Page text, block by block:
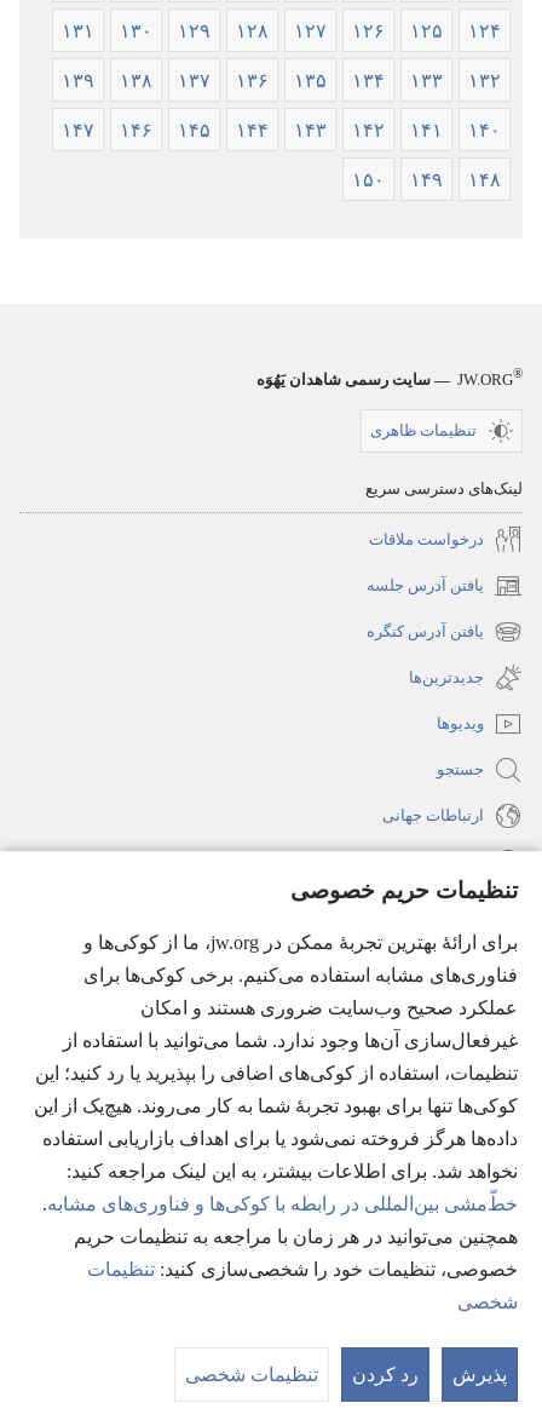
تنظیمات حریم خصوصی
برای ارائهٔ بهترین تجربهٔ ممکن در jw.org، ما از کوکی‌ها و
فناوری‌های مشابه استفاده می‌کنیم. برخی کوکی‌ها برای
عملکرد صحیح وب‌سایت ضروری هستند و امکان
غیرفعال‌سازی آن‌ها وجود ندارد. شما می‌توانید با استفاده از
تنظیمات، استفاده از کوکی‌های اضافی را بپذیرید یا رد کنید؛ این
کوکی‌ها تنها برای بهبود تجربهٔ شما به کار می‌روند. هیچ‌یک از این
داده‌ها هرگز فروخته نمی‌شود یا برای اهداف بازاریابی استفاده
نخواهد شد. برای اطلاعات بیشتر، به این لینک مراجعه کنید:‏
خطّ‌مشی بین‌المللی در رابطه با کوکی‌ها و فناوری‌های مشابه.
همچنین می‌توانید در هر زمان با مراجعه به تنظیمات حریم
خصوصی، تنظیمات خود را شخصی‌سازی کنید:‏ تنظیمات
شخصی
پذیرش رد کردن تنظیمات شخصی
۱۲۴ ۱۲۵ ۱۲۶ ۱۲۷ ۱۲۸ ۱۲۹ ۱۳۰ ۱۳۱
۱۳۲ ۱۳۳ ۱۳۴ ۱۳۵ ۱۳۶ ۱۳۷ ۱۳۸ ۱۳۹
۱۴۰ ۱۴۱ ۱۴۲ ۱۴۳ ۱۴۴ ۱۴۵ ۱۴۶ ۱۴۷
۱۴۸ ۱۴۹ ۱۵۰
JW.ORG® — سایت رسمی شاهدان یَهُوَه
تنظیمات ظاهری
لینک‌های دسترسی سریع
درخواست ملاقات
یافتن آدرس جلسه
(پنجره‌ای
جدید
می‌شود)
یافتن آدرس کنگره
(پنجره‌ای
جدید
باز
می‌شود)
جدیدترین‌ها
ویدیوها
جستجو
ارتباطات جهانی
(پنجره‌ای
جدید
می‌شود)
(پنجره‌ای
جدید
می‌شود)
JW Hub
®
(پنجره‌ای
باز
می‌شود)
®
JW Library
Watchtower Library
© 2026 Watch Tower Bible and Tract Society of Pennsylvania.